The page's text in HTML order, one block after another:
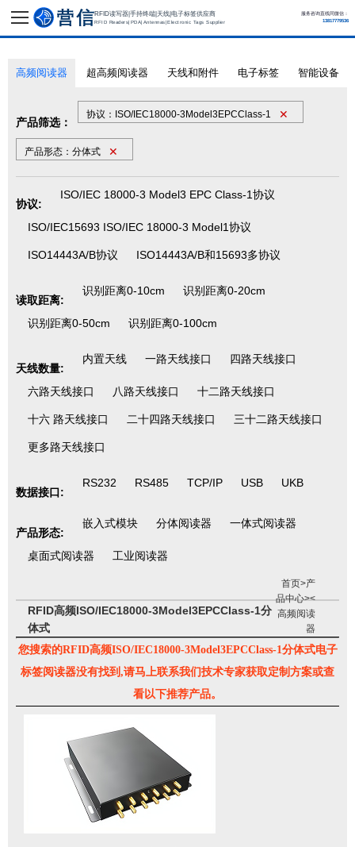
RFID读写器|手持终端|天线|电子标签供应商
RFID Readers|PDA|Antennas|Electronic Tags Supplier
服务咨询直线同微信：
13817779536
高频阅读器 超高频阅读器 天线和附件 电子标签 智能设备
产品筛选：
协议：ISO/IEC18000-3Model3EPCClass-1 ✕
产品形态：分体式 ✕
协议:
ISO/IEC 18000-3 Model3 EPC Class-1协议
ISO/IEC15693 ISO/IEC 18000-3 Model1协议
ISO14443A/B协议 ISO14443A/B和15693多协议
读取距离:
识别距离0-10cm 识别距离0-20cm
识别距离0-50cm 识别距离0-100cm
天线数量:
内置天线 一路天线接口 四路天线接口
六路天线接口 八路天线接口 十二路天线接口
十六 路天线接口 二十四路天线接口 三十二路天线接口
更多路天线接口
数据接口:
RS232 RS485 TCP/IP USB UKB
产品形态:
嵌入式模块 分体阅读器 一体式阅读器
桌面式阅读器 工业阅读器
RFID高频ISO/IEC18000-3Model3EPCClass-1分
体式
首页>产
品中心><
高频阅读
器
您搜索的RFID高频ISO/IEC18000-3Model3EPCClass-1分体式电子
标签阅读器没有找到,请马上联系我们技术专家获取定制方案或查
看以下推荐产品。